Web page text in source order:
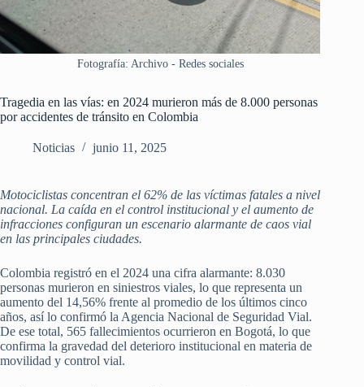
Fotografía: Archivo - Redes sociales
Tragedia en las vías: en 2024 murieron más de 8.000 personas
por accidentes de tránsito en Colombia
Noticias junio 11, 2025
Motociclistas concentran el 62% de las víctimas fatales a nivel
nacional. La caída en el control institucional y el aumento de
infracciones configuran un escenario alarmante de caos vial
en las principales ciudades.
Colombia registró en el 2024 una cifra alarmante: 8.030
personas murieron en siniestros viales, lo que representa un
aumento del 14,56% frente al promedio de los últimos cinco
años, así lo confirmó la Agencia Nacional de Seguridad Vial.
De ese total, 565 fallecimientos ocurrieron en Bogotá, lo que
confirma la gravedad del deterioro institucional en materia de
movilidad y control vial.